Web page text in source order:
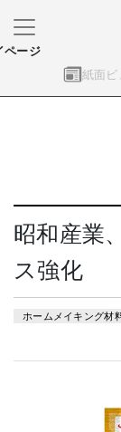
紙面ビ
ページ
昭和産業
ス強化
ホームメイキング材